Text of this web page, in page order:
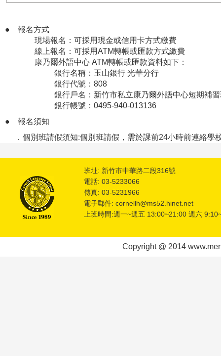
● 報名方式
現場報名：可採用現金或信用卡方式繳費
線上報名：可採用ATM轉帳或匯款方式繳費
康乃爾外語中心 ATM轉帳或匯款資料如下：
銀行名稱：玉山銀行 光華分行
銀行代號：808
銀行戶名：新竹市私立康乃爾外語中心短期補習
銀行帳號：0495-940-013136
●
報名須知
．個別班請假須知:個別班請假，需於課前24小時前連絡
班址: 新竹市中華路二段316號
電話: 03-5233066
傳真: 03-5231966
電子郵件: cornellh@ms52.hinet.net
上班時間:週一~週五 13:00~21:00 週六
Copyright @ 2014